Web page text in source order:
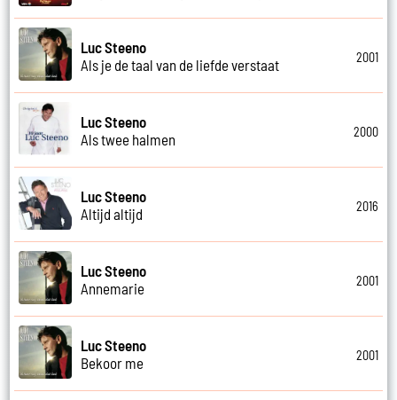
Luc Steeno
Als je de taal van de liefde verstaat
2001
Luc Steeno
Als twee halmen
2000
Luc Steeno
Altijd altijd
2016
Luc Steeno
Annemarie
2001
Luc Steeno
Bekoor me
2001